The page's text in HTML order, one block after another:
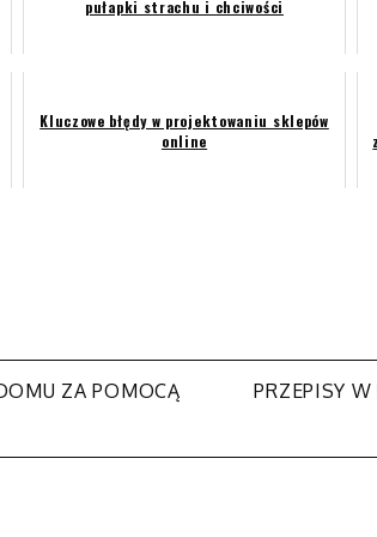
pułapki strachu i chciwości
Kluczowe błędy w projektowaniu sklepów
online
ZA POMOCĄ
PRZEPISY